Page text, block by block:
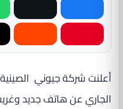
أعلنت شركة جيوني
الجاري عن هاتف جديد